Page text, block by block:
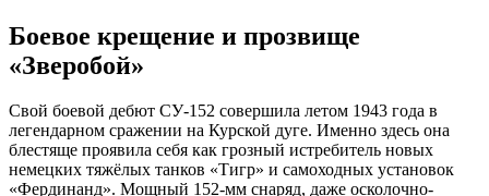
Боевое крещение и прозвище
«Зверобой»
Свой боевой дебют СУ-152 совершила летом 1943 года в
легендарном сражении на Курской дуге. Именно здесь она
блестяще проявила себя как грозный истребитель новых
немецких тяжёлых танков «Тигр» и самоходных установок
«Фердинанд». Мощный 152-мм снаряд, даже осколочно-